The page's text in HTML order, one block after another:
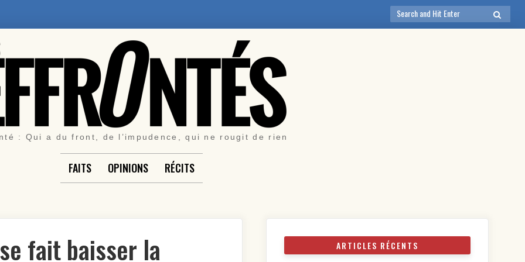
Search
for:
SEARCH
: Qui a du front, de l’impudence, qui ne rougit de rien
FAITS OPINIONS RÉCITS
fait baisser la ARTICLES RÉCENTS